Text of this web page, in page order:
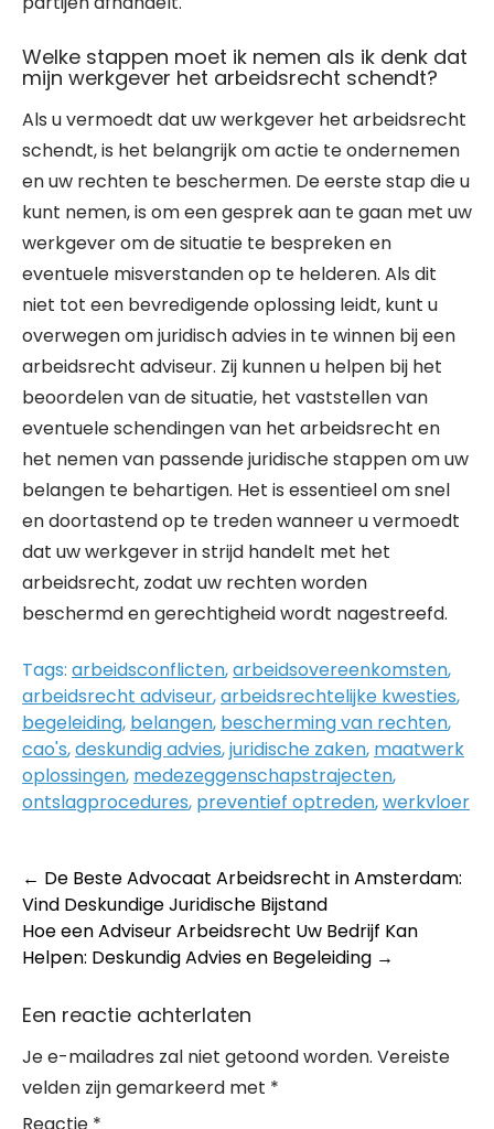
Welke stappen moet ik nemen als ik denk dat
mijn werkgever het arbeidsrecht schendt?
Als u vermoedt dat uw werkgever het arbeidsrecht
schendt, is het belangrijk om actie te ondernemen
en uw rechten te beschermen. De eerste stap die u
kunt nemen, is om een gesprek aan te gaan met uw
werkgever om de situatie te bespreken en
eventuele misverstanden op te helderen. Als dit
niet tot een bevredigende oplossing leidt, kunt u
overwegen om juridisch advies in te winnen bij een
arbeidsrecht adviseur. Zij kunnen u helpen bij het
beoordelen van de situatie, het vaststellen van
eventuele schendingen van het arbeidsrecht en
het nemen van passende juridische stappen om uw
belangen te behartigen. Het is essentieel om snel
en doortastend op te treden wanneer u vermoedt
dat uw werkgever in strijd handelt met het
arbeidsrecht, zodat uw rechten worden
beschermd en gerechtigheid wordt nagestreefd.
Tags: arbeidsconflicten,arbeidsovereenkomsten,
arbeidsrecht adviseur,arbeidsrechtelijke kwesties,
begeleiding, belangen, bescherming van rechten,
cao's,deskundig advies,juridische zaken, maatwerk
oplossingen, medezeggenschapstrajecten,
ontslagprocedures, preventief optreden,werkvloer
Post
navigation
← De Beste Advocaat Arbeidsrecht in Amsterdam:
Vind Deskundige Juridische Bijstand
Hoe een Adviseur Arbeidsrecht Uw Bedrijf Kan
Helpen: Deskundig Advies en Begeleiding →
Een reactie achterlaten
Je e-mailadres zal niet getoond worden. Vereiste
velden zijn gemarkeerd met *